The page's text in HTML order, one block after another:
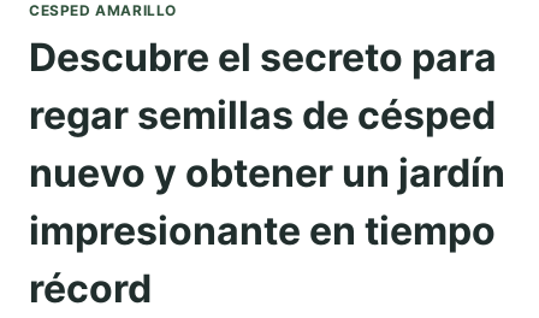
CESPED AMARILLO
Descubre el secreto para
regar semillas de césped
nuevo y obtener un jardín
impresionante en tiempo
récord